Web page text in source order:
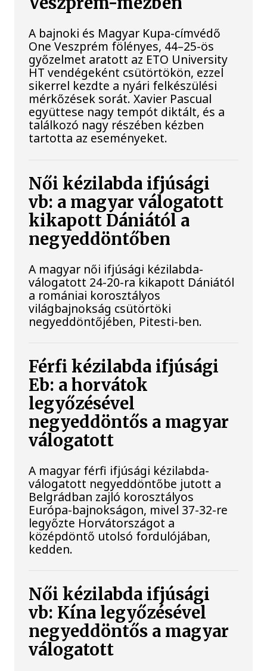
A bajnoki és Magyar Kupa-címvédő
One Veszprém fölényes, 44–25-ös
győzelmet aratott az ETO University
HT vendégeként csütörtökön, ezzel
sikerrel kezdte a nyári felkészülési
mérkőzések sorát. Xavier Pascual
együttese nagy tempót diktált, és a
találkozó nagy részében kézben
tartotta az eseményeket.
Női kézilabda ifjúsági
vb: a magyar válogatott
kikapott Dániától a
negyeddöntőben
A magyar női ifjúsági kézilabda-
válogatott 24-20-ra kikapott Dániától
a romániai korosztályos
világbajnokság csütörtöki
negyeddöntőjében, Pitesti-ben.
Férfi kézilabda ifjúsági
Eb: a horvátok
legyőzésével
negyeddöntős a magyar
válogatott
A magyar férfi ifjúsági kézilabda-
válogatott negyeddöntőbe jutott a
Belgrádban zajló korosztályos
Európa-bajnokságon, mivel 37-32-re
legyőzte Horvátországot a
középdöntő utolsó fordulójában,
kedden.
Női kézilabda ifjúsági
vb: Kína legyőzésével
negyeddöntős a magyar
válogatott